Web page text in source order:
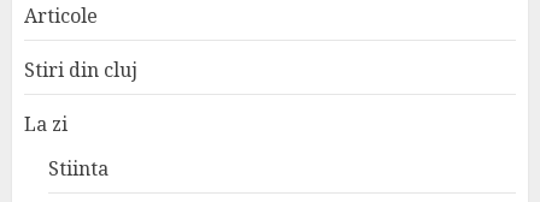
Articole
Stiri din cluj
La zi
Stiinta